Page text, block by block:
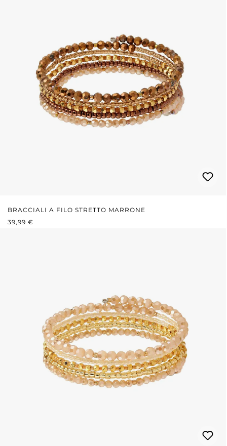
BRACCIALI A FILO STRETTO MARRONE
PREZZO NORMALE:
39,99 €